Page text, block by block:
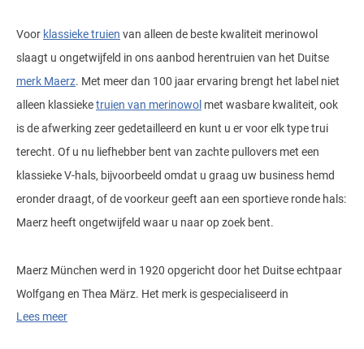
Voor klassieke truien van alleen de beste kwaliteit merinowol
slaagt u ongetwijfeld in ons aanbod herentruien van het Duitse
merk Maerz. Met meer dan 100 jaar ervaring brengt het label niet
alleen klassieketruien van merinowol met wasbare kwaliteit, ook
is de afwerking zeer gedetailleerd en kunt u er voor elk type trui
terecht. Of u nu liefhebber bent van zachte pullovers met een
klassieke V-hals, bijvoorbeeld omdat u graag uw business hemd
eronder draagt, of de voorkeur geeft aan een sportieve ronde hals:
Maerz heeft ongetwijfeld waar u naar op zoek bent.
Maerz München werd in 1920 opgericht door het Duitse echtpaar
Wolfgang en Thea März. Het merk is gespecialiseerd in
bovenkleding voor dames en heren in diverse wolsoorten zoals
Lees meer